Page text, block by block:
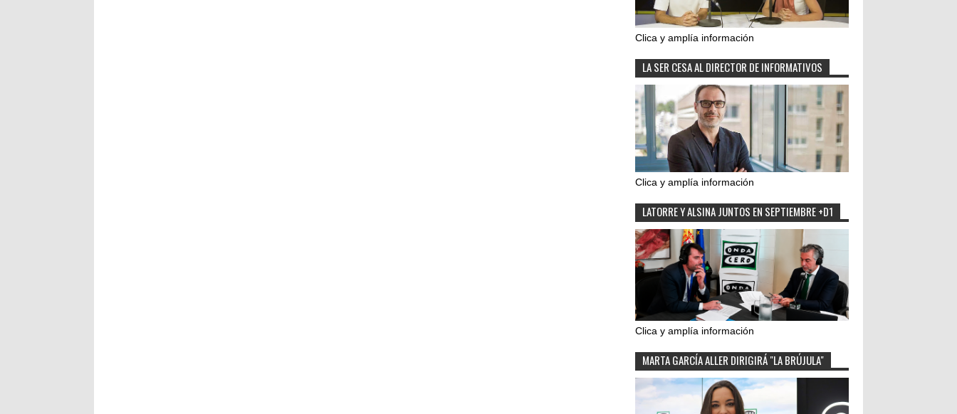
Clica y amplía información
LA SER CESA AL DIRECTOR DE INFORMATIVOS
Clica y amplía información
LATORRE Y ALSINA JUNTOS EN SEPTIEMBRE +D1
Clica y amplía información
MARTA GARCÍA ALLER DIRIGIRÁ "LA BRÚJULA"